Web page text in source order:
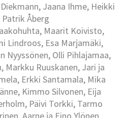
Jaana Ihme, Heikki
Patrik Åberg
Maarit Koivisto,
Lindroos, Esa Marjamäki,
Nyyssönen, Olli Pihlajamaa,
Markku Ruuskanen, Jari ja
Erkki Santamala, Mika
Kimmo Silvonen, Eija
Päivi Torkki, Tarmo